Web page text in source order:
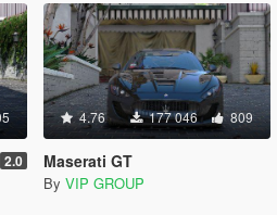
2.0
4.76 177 046 809
Maserati GT
By VIP GROUP